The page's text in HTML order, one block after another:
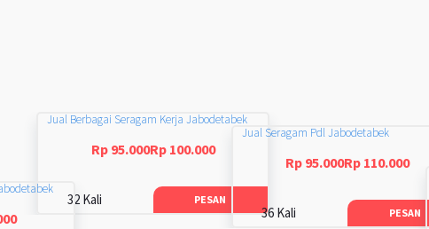
Jual Berbagai Seragam Kerja Jabodetabek
Rp 95.000Rp 100.000
32 Kali PESAN
Jual Seragam Pdl Jabodetabek
Rp 95.000Rp 110.000
36 Kali PESAN